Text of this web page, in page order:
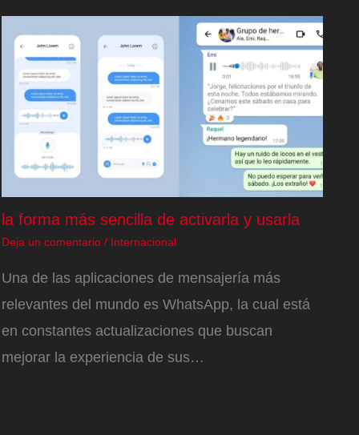
la forma más sencilla de activarla y usarla
Deja un comentario / Internacional
Una de las aplicaciones de mensajería más
relevantes del mundo es WhatsApp, la cual está
en constantes actualizaciones que buscan
mejorar la experiencia de sus…